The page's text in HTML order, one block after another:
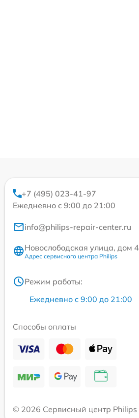
+7 (495) 023-41-97
Ежедневно с 9:00 до 21:00
info@philips-repair-center.ru
Новослободская улица, дом 4
Адрес сервисного центра Philips
Режим работы:
Ежедневно с 9:00 до 21:00
Способы оплаты
© 2026 Сервисный центр Philips